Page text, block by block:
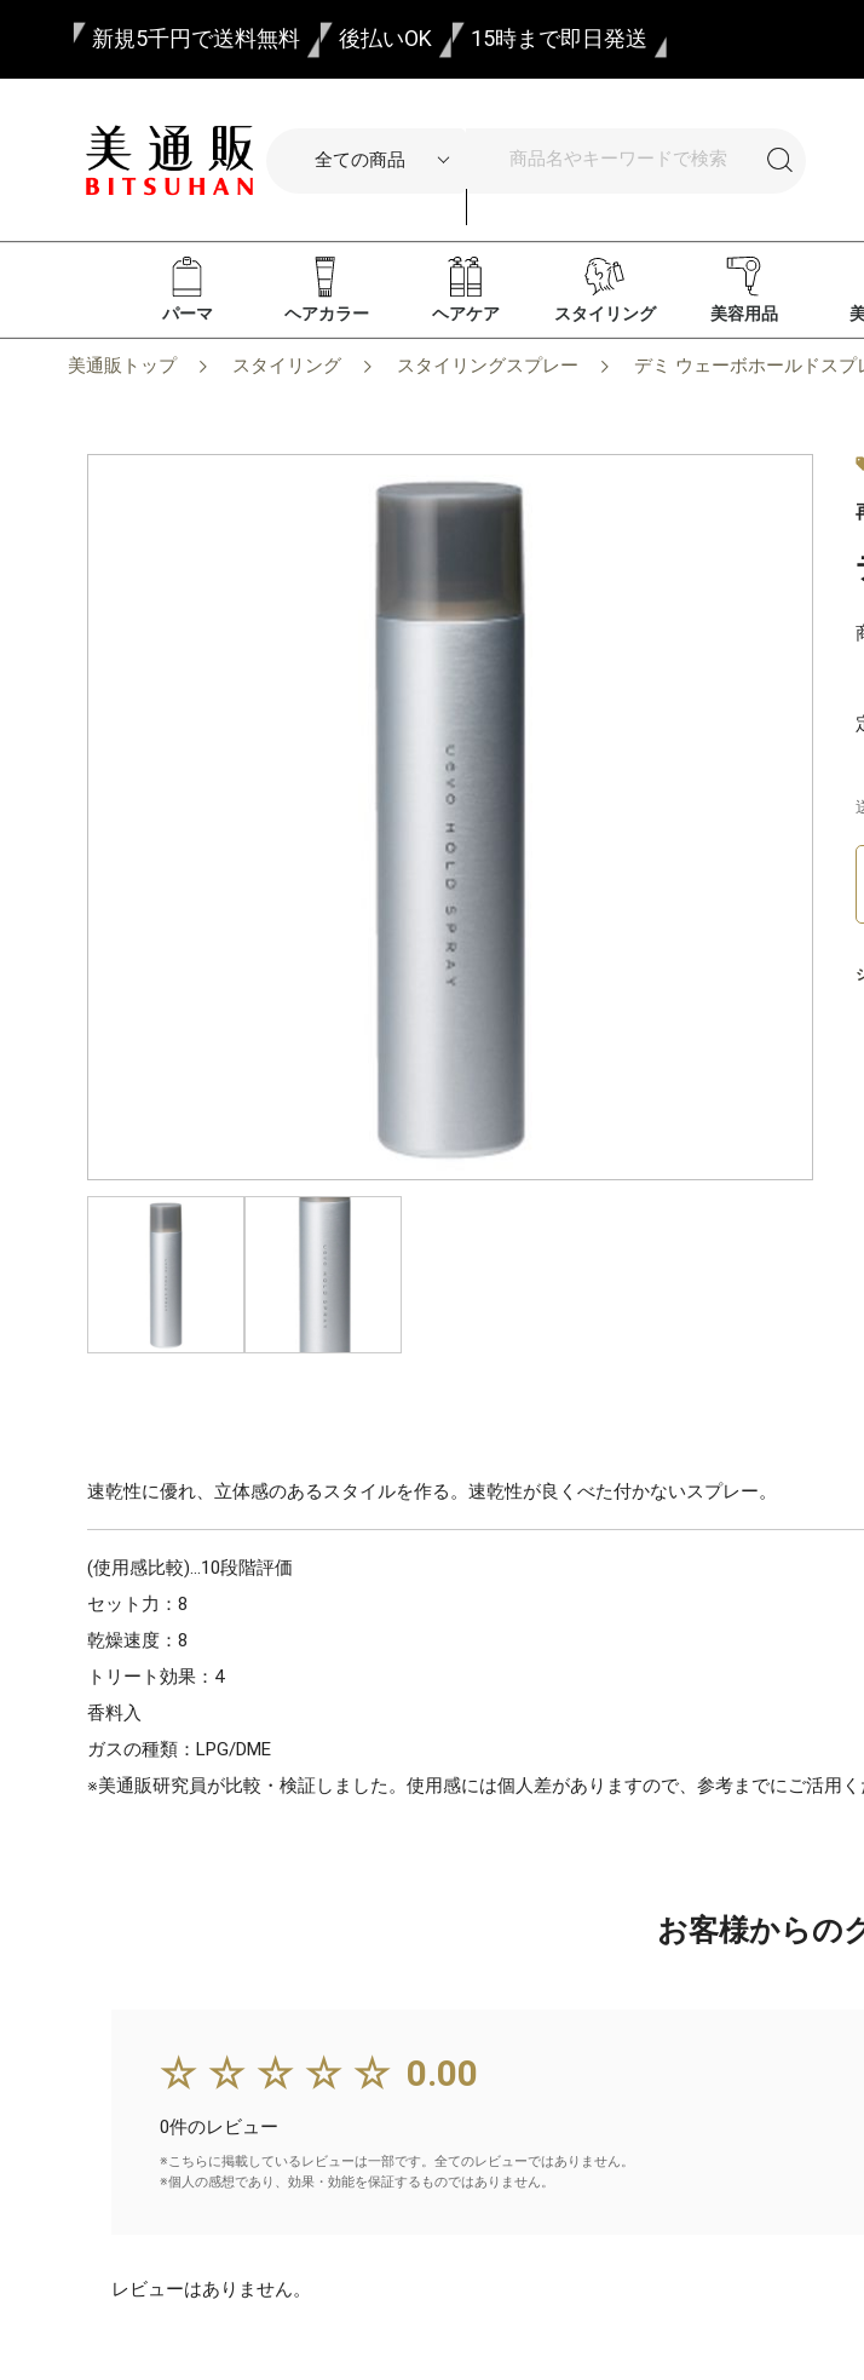
新規5千円で送料無料 後払いOK 15時まで即日発送
パーマ ヘアカラー ヘアケア スタイリング 美容用品
美通販トップ スタイリング スタイリングスプレー デミ ウェーボホールドスプ
速乾性に優れ、立体感のあるスタイルを作る。速乾性が良くべた付かないスプレー。
(使用感比較)…10段階評価
セット力：8
乾燥速度：8
トリート効果：4
香料入
ガスの種類：LPG/DME
※美通販研究員が比較・検証しました。使用感には個人差がありますので、参考までにご活用く
お客様からの
☆☆☆☆☆ 0.00
0件のレビュー
※こちらに掲載しているレビューは一部です。全てのレビューではありません。
※個人の感想であり、効果・効能を保証するものではありません。
レビューはありません。